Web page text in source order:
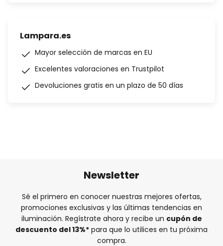
Lampara.es
Mayor selección de marcas en EU
Excelentes valoraciones en Trustpilot
Devoluciones gratis en un plazo de 50 días
Newsletter
Sé el primero en conocer nuestras mejores ofertas,
promociones exclusivas y las últimas tendencias en
iluminación. Regístrate ahora y recibe un cupón de
descuento del13%* para que lo utilices en tu próxima
compra.